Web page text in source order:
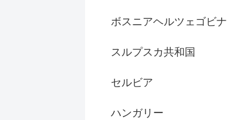
ボスニアヘルツェゴビナ
スルプスカ共和国
セルビア
ハンガリー